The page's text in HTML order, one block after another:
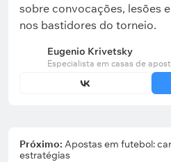
sobre convocações, lesões
nos bastidores do torneio.
Eugenio Krivetsky
Especialista em casas de
Próximo: Apostas em futebol:
estratégias